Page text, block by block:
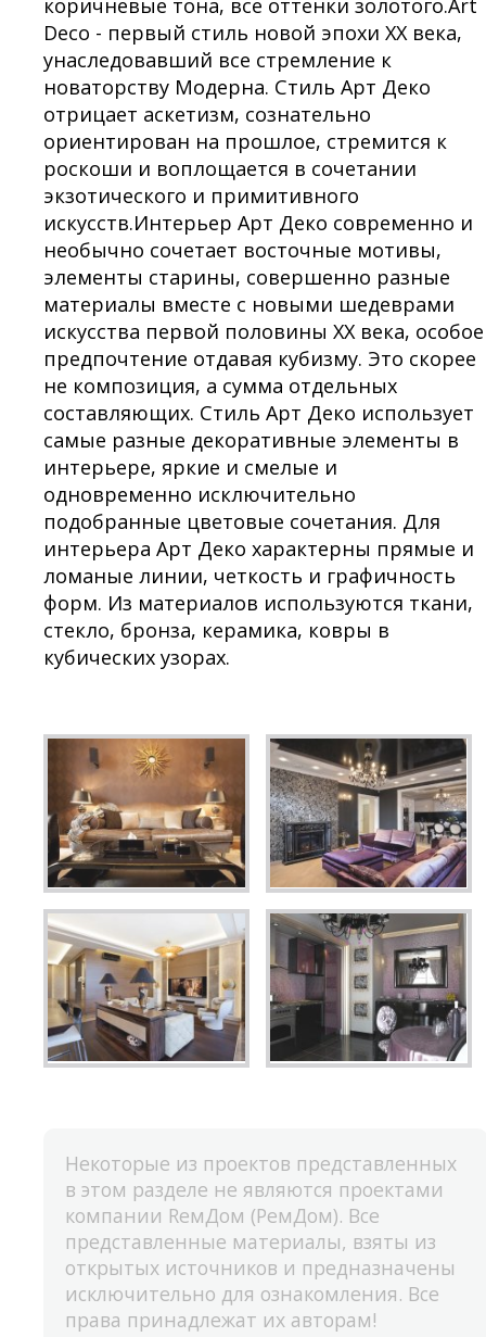
коричневые тона, все оттенки золотого.Art
Deco - первый стиль новой эпохи ХХ века,
унаследовавший все стремление к
новаторству Модерна. Стиль Арт Деко
отрицает аскетизм, сознательно
ориентирован на прошлое, стремится к
роскоши и воплощается в сочетании
экзотического и примитивного
искусств.Интерьер Арт Деко современно и
необычно сочетает восточные мотивы,
элементы старины, совершенно разные
материалы вместе с новыми шедеврами
искусства первой половины ХХ века, особое
предпочтение отдавая кубизму. Это скорее
не композиция, а сумма отдельных
составляющих. Стиль Арт Деко использует
самые разные декоративные элементы в
интерьере, яркие и смелые и
одновременно исключительно
подобранные цветовые сочетания. Для
интерьера Арт Деко характерны прямые и
ломаные линии, четкость и графичность
форм. Из материалов используются ткани,
стекло, бронза, керамика, ковры в
кубических узорах.
Некоторые из проектов представленных
в этом разделе не являются проектами
компании RемДом (РемДом). Все
представленные материалы, взяты из
открытых источников и предназначены
исключительно для ознакомления. Все
права принадлежат их авторам!